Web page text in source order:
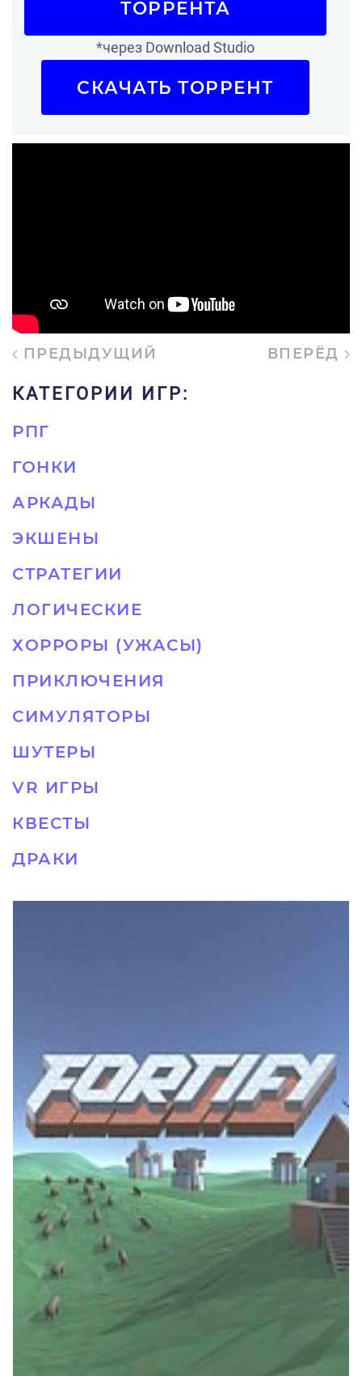
ТОРРЕНТА
*через Download Studio
СКАЧАТЬ ТОРРЕНТ
ПРЕДЫДУЩИЙ ВПЕРЁД
КАТЕГОРИИ ИГР:
РПГ
ГОНКИ
АРКАДЫ
ЭКШЕНЫ
СТРАТЕГИИ
ЛОГИЧЕСКИЕ
ХОРРОРЫ (УЖАСЫ)
ПРИКЛЮЧЕНИЯ
СИМУЛЯТОРЫ
ШУТЕРЫ
VR ИГРЫ
КВЕСТЫ
ДРАКИ